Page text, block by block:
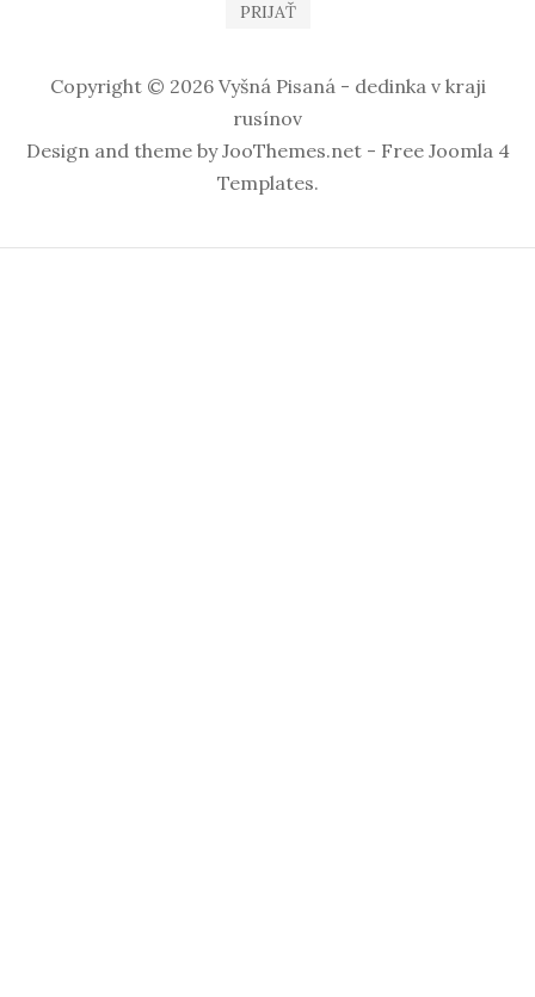
PRIJAŤ
Copyright © 2026 Vyšná Pisaná - dedinka v kraji
rusínov
Design and theme by JooThemes.net - Free Joomla 4
Templates.